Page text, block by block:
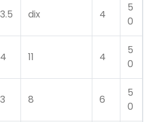
3.5 dix 4
5
0
4 11 4
5
0
3 8 6
5
0